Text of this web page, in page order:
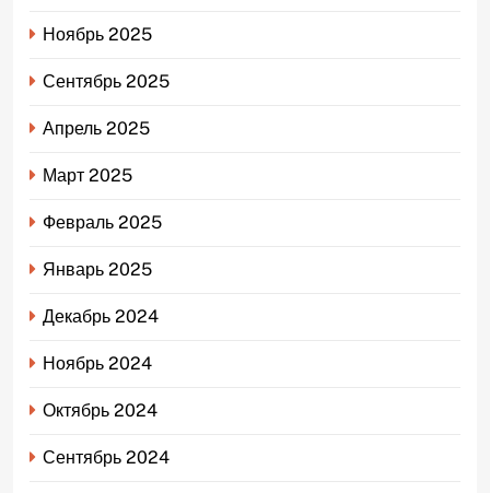
Ноябрь 2025
Сентябрь 2025
Апрель 2025
Март 2025
Февраль 2025
Январь 2025
Декабрь 2024
Ноябрь 2024
Октябрь 2024
Сентябрь 2024